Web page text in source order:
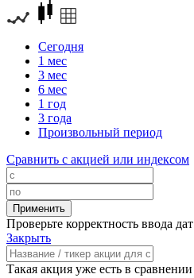
Сегодня
1 мес
3 мес
6 мес
1 год
3 года
Произвольный период
Сравнить с акцией или индексом
Проверьте корректность ввода дат
Закрыть
Такая акция уже есть в сравнении